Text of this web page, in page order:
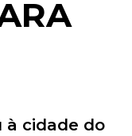
à cidade do